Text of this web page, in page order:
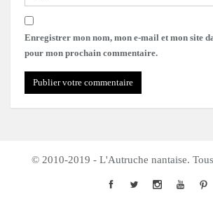
Enregistrer mon nom, mon e-mail et mon site
pour mon prochain commentaire.
© 2010-2019 - L'Autruche nantaise.